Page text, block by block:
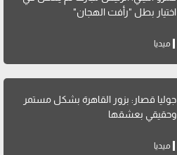
اختيار بطل "رأفت الهجان"
ميديا
جوليا قصار: بزور القاهرة بشكل مستمر
وحقيقي بعشقها
ميديا